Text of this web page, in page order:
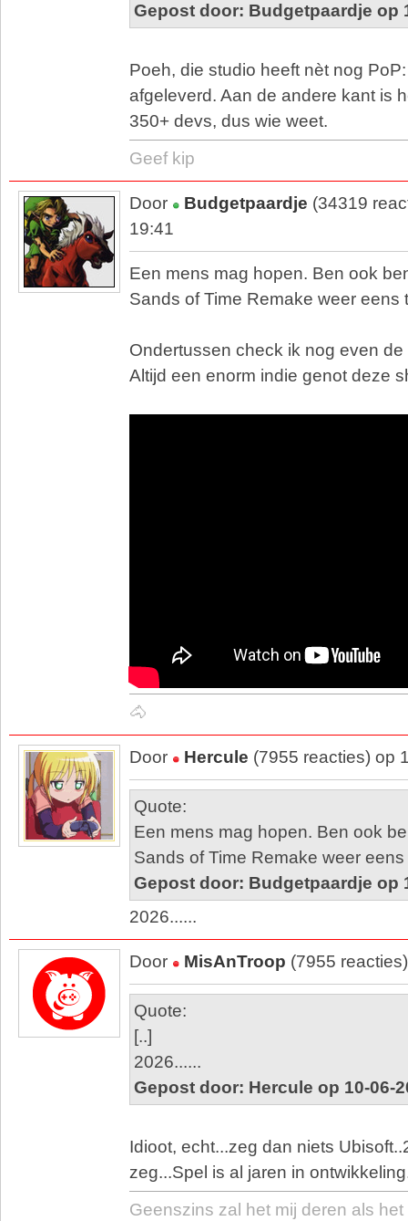
Gepost door: Budgetpaardje op
Poeh, die studio heeft nèt nog
afgeleverd. Aan de andere kant is
350+ devs, dus wie weet.
Geef kip
Door Budgetpaardje (34319
19:41
Een mens mag hopen. Ben ook
Sands of Time Remake weer eens
Ondertussen check ik nog even
Altijd een enorm indie genot deze
🐴
Door Hercule (7955 reacties) op
Quote:
Een mens mag hopen. Ben ook
Sands of Time Remake weer
Gepost door: Budgetpaardje op
2026......
Door MisAnTroop (7955
Quote:
[..]
2026......
Gepost door: Hercule op 10-06-
Idioot, echt...zeg dan niets
zeg...Spel is al jaren in
Geenszins zal het mij deren als